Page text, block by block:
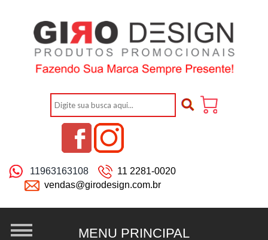
11963163108
11 2281-0020
vendas@girodesign.com.br